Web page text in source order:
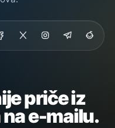
priče iz
e-mailu.